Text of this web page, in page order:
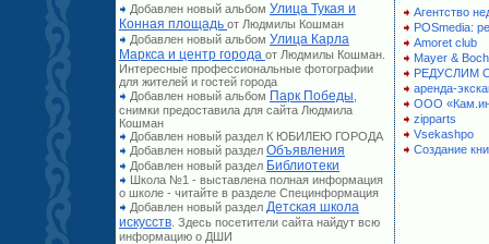
Добавлен новый альбом Улица Тукая и
Конная площадь от Людмилы Кошман
Добавлен новый альбом Улица Карла
Маркса и центр города от Людмилы Кошман.
Интересные профессиональные фотографии
для жителей и гостей города
Добавлен новый альбом Парк Победы
снимки предоставила для сайта Людмила
Кошман
Добавлен новый раздел К ЮБИЛЕЮ ГОРОДА
Добавлен новый раздел Объявления
Добавлен новый раздел Библиотеки
Школа №1 - выставлена полная информация
о школе - читайте в разделе Специнформация
Добавлен новый раздел Детская школа
искусств . Здесь посетители сайта найдут всю
информацию о ДШИ
Агентство
POSmedia:
Amoret club
Mayer & Boch
РЕДУСЛИМ
аренда-
ООО
zipparts
Vsekashpo
Создание